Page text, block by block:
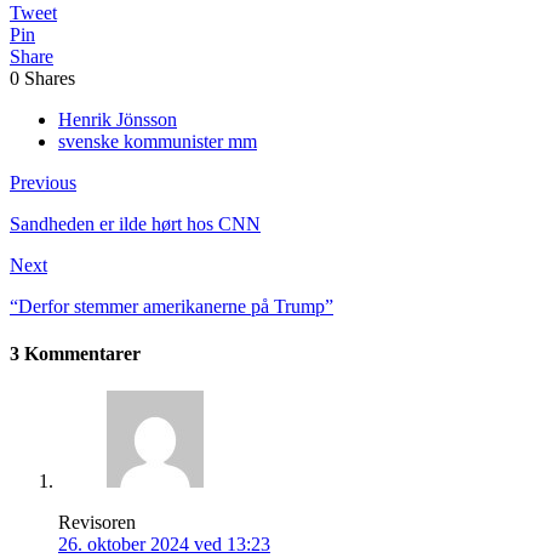
Tweet
Pin
Share
0 Shares
Henrik Jönsson
svenske kommunister mm
Previous
Sandheden er ilde hørt hos CNN
Next
“Derfor stemmer amerikanerne på Trump”
3 Kommentarer
Revisoren
26. oktober 2024 ved 13:23